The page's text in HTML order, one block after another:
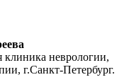
клиника неврологии,
г.Санкт-Петербург.